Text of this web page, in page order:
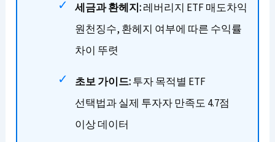
세금과 환헤지:레버리지 ETF 매도차익
원천징수, 환헤지 여부에 따른 수익률
차이 뚜렷
초보 가이드:투자 목적별 ETF
선택법과 실제 투자자 만족도 4.7점
이상 데이터